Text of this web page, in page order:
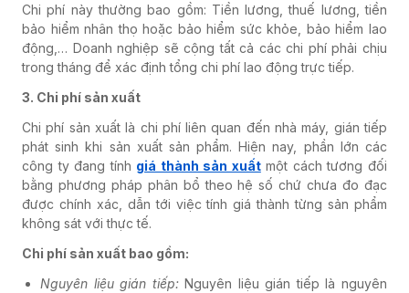
Chi phí này thường bao gồm: Tiền lương, thuế lương, tiền
bảo hiểm nhân thọ hoặc bảo hiểm sức khỏe, bảo hiểm lao
động,… Doanh nghiệp sẽ cộng tất cả các chi phí phải chịu
trong tháng để xác định tổng chi phí lao động trực tiếp.
3. Chi phí sản xuất
Chi phí sản xuất là chi phí liên quan đến nhà máy, gián tiếp
phát sinh khi sản xuất sản phẩm. Hiện nay, phần lớn các
công ty đang tính giá thành sản xuấtmột cách tương đối
bằng phương pháp phân bổ theo hệ số chứ chưa đo đạc
được chính xác, dẫn tới việc tính giá thành từng sản phẩm
không sát với thực tế.
Chi phí sản xuất bao gồm:
Nguyên liệu gián tiếp:Nguyên liệu gián tiếp là nguyên